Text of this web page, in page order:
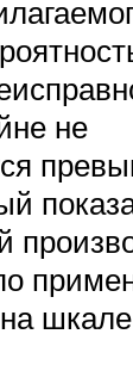
не
шкале